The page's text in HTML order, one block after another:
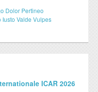
Dolor Pertineo
Iusto Valde Vulpes
ICAR 2026